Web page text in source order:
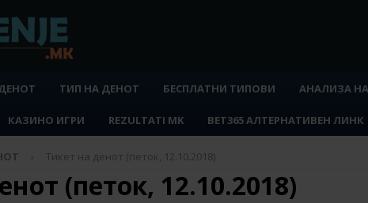
ТИП НА ДЕНОТ БЕСПЛАТНИ ТИПОВИ АНАЛИЗА
КАЗИНО ИГРИ REZULTATI MK BET365 АЛТЕРНАТИВЕН ЛИНК
Тикет на денот (петок, 12.10.2018)
(петок, 12.10.2018)